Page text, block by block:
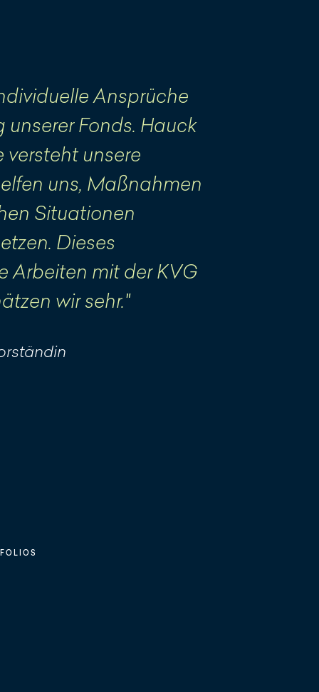
Ansprüche
unserer Fonds. Hauck
unsere
uns, Maßnahmen
Situationen
Dieses
Arbeiten mit der KVG
wir sehr."